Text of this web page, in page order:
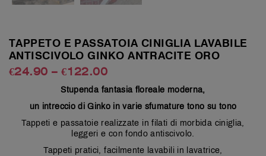
TAPPETO E PASSATOIA CINIGLIA LAVABILE
ANTISCIVOLO GINKO ANTRACITE ORO
€24.90 –€122.00
Stupenda fantasia floreale moderna,
un intreccio di Ginko in varie sfumature tono su tono
Tappeti e passatoie realizzate in filati di morbida ciniglia,
leggeri e con fondo antiscivolo.
Tappeti pratici, facilmente lavabili in lavatrice,